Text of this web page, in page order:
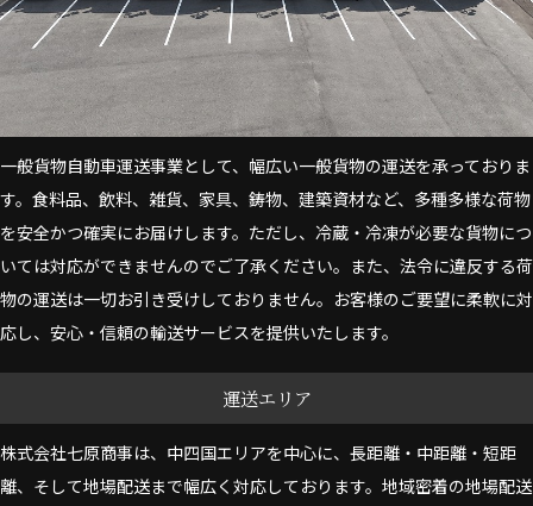
一般貨物自動車運送事業として、幅広い一般貨物の運送を承っておりま
す。食料品、飲料、雑貨、家具、鋳物、建築資材など、多種多様な荷物
を安全かつ確実にお届けします。ただし、冷蔵・冷凍が必要な貨物につ
いては対応ができませんのでご了承ください。また、法令に違反する荷
物の運送は一切お引き受けしておりません。お客様のご要望に柔軟に対
応し、安心・信頼の輸送サービスを提供いたします。
運送エリア
株式会社七原商事は、中四国エリアを中心に、長距離・中距離・短距
離、そして地場配送まで幅広く対応しております。地域密着の地場配送